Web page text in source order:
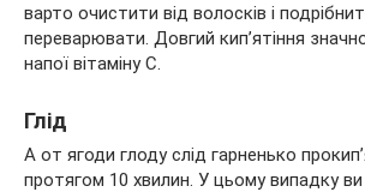
варто очистити від волосків і
переварювати. Довгий кип’ятіння
напої вітаміну С.
Глід
А от ягоди глоду слід гарненько
протягом 10 хвилин. У цьому випадку